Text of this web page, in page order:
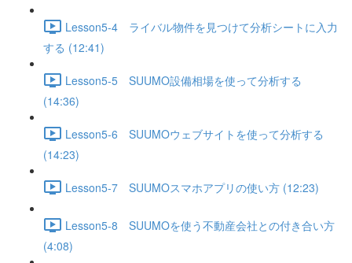
Lesson5-4 ライバル物件を見つけて分析シートに入力
する (12:41)
Lesson5-5 SUUMO設備相場を使って分析する
(14:36)
Lesson5-6 SUUMOウェブサイトを使って分析する
(14:23)
Lesson5-7 SUUMOスマホアプリの使い方 (12:23)
Lesson5-8 SUUMOを使う不動産会社との付き合い方
(4:08)